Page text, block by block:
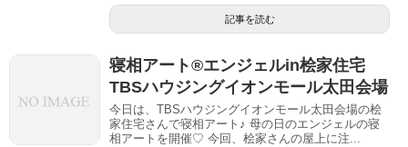
記事を読む
寝相アート®︎エンジェルin桧家住宅
TBSハウジングイオンモール太田会場
今日は、TBSハウジングイオンモール太田会場の桧
家住宅さんで寝相アート♪ 母の日のエンジェルの寝
相アートを開催♡ 今回、桧家さんの屋上に注...